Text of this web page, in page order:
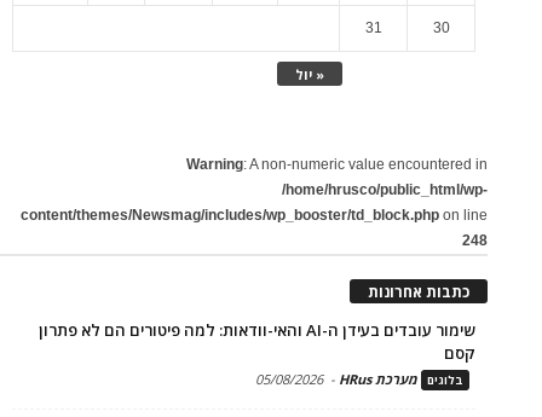
« יול
30
31
Warning: A non-numeric value encountered in
/home/hrusco/public_html/wp-
content/themes/Newsmag/includes/wp_booster/td_block.php on line
248
כתבות אחרונות
שימור עובדים בעידן ה-AI והאי-וודאות: למה פיטורים הם לא פתרון
קסם
בלוגים מערכת HRus -
05/08/2026